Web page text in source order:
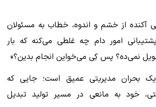
آکنده از خشم و اندوه، خطاب به مسئولان
امور دام چه غلطی می‌کنه که بار
نمی‌ده؟ پس کِی می‌خواین انجام بدین؟»
بحران مدیریتی عمیق است؛ جایی که
خود به مانعی در مسیر تولید تبدیل